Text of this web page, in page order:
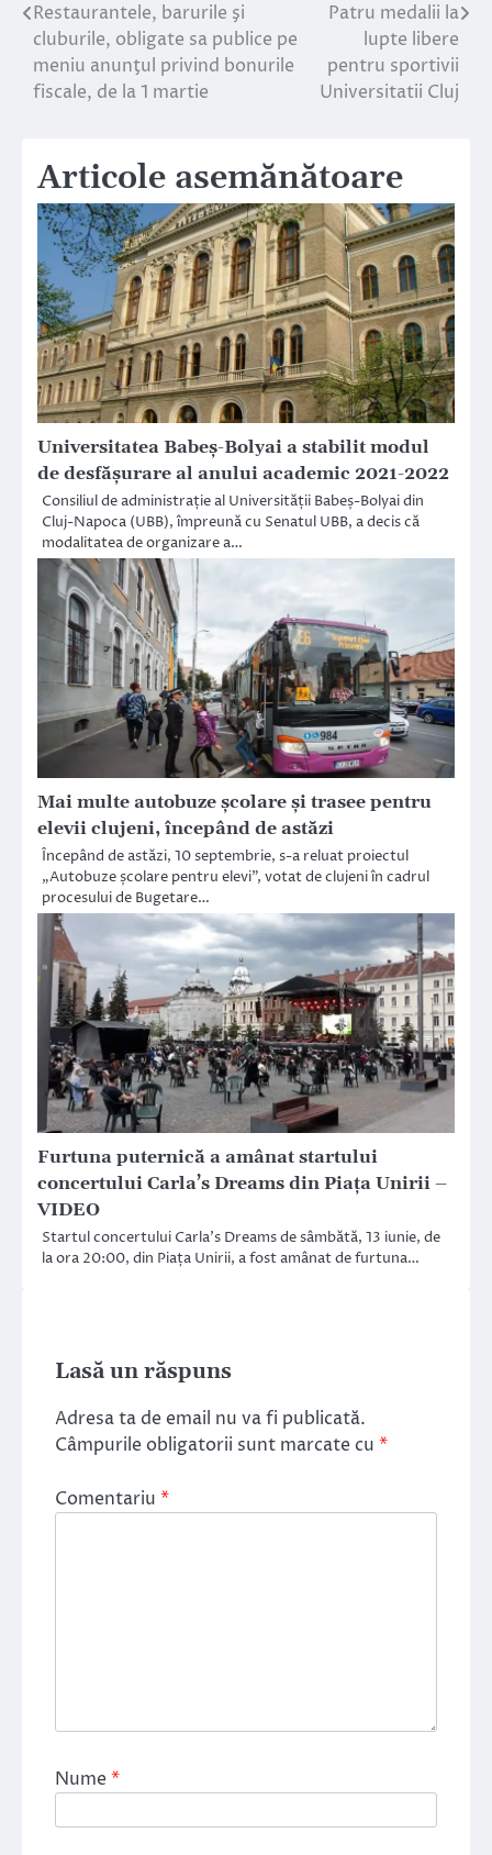
Navigare
în
articole
Restaurantele, barurile şi
cluburile, obligate sa publice pe
meniu anunţul privind bonurile
fiscale, de la 1 martie
Patru medalii la
lupte libere
pentru sportivii
Universitatii Cluj
Articole asemănătoare
Universitatea Babeș-Bolyai a stabilit modul
de desfășurare al anului academic 2021-2022
Consiliul de administrație al Universității Babeș-Bolyai din
Cluj-Napoca (UBB), împreună cu Senatul UBB, a decis că
modalitatea de organizare a…
Mai multe autobuze școlare și trasee pentru
elevii clujeni, începând de astăzi
Începând de astăzi, 10 septembrie, s-a reluat proiectul
„Autobuze școlare pentru elevi”, votat de clujeni în cadrul
procesului de Bugetare…
Furtuna puternică a amânat startului
concertului Carla’s Dreams din Piața Unirii –
VIDEO
Startul concertului Carla’s Dreams de sâmbătă, 13 iunie, de
la ora 20:00, din Piața Unirii, a fost amânat de furtuna…
Lasă un răspuns
Adresa ta de email nu va fi publicată.
Câmpurile obligatorii sunt marcate cu *
Comentariu *
Nume*